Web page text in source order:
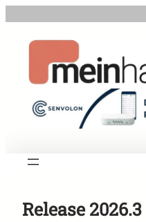
springen
Release 2026.3